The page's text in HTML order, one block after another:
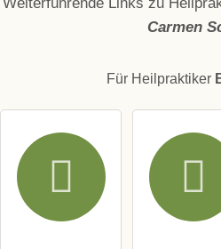
Hiermit akzeptiere ich die
Die Datenschutzerklärunghabe ich
Carmen
Für Heilpraktiker